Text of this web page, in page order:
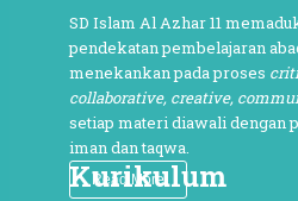
SD Islam Al Azhar 11
pendekatan pembelajaran
menekankan pada proses
collaborative, creative,
setiap materi diawali dengan
iman dan taqwa.
Read More
Kurikulum